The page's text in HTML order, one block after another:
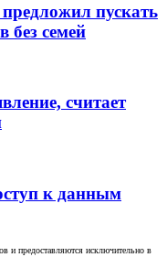
пускать
без семей
считает
к данным
и предоставляются исключительно в